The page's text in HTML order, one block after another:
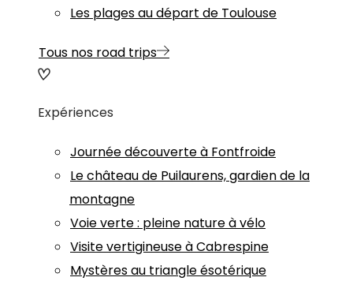
Les plages au départ de Toulouse
Tous nos road trips
Expériences
Journée découverte à Fontfroide
Le château de Puilaurens, gardien de la
montagne
Voie verte : pleine nature à vélo
Visite vertigineuse à Cabrespine
Mystères au triangle ésotérique